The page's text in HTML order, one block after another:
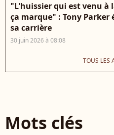
"L'huissier qui est venu à
ça marque" : Tony Parker
sa carrière
30 juin 2026 à 08:08
TOUS LES
Mots clés